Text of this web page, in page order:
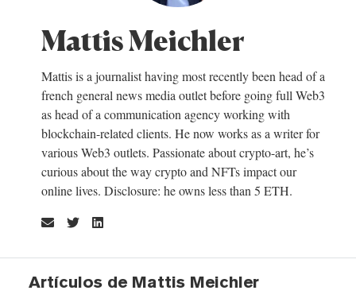
Mattis Meichler
Mattis is a journalist having most recently been head of a
french general news media outlet before going full Web3
as head of a communication agency working with
blockchain-related clients. He now works as a writer for
various Web3 outlets. Passionate about crypto-art, he’s
curious about the way crypto and NFTs impact our
online lives. Disclosure: he owns less than 5 ETH.
Artículos de Mattis Meichler